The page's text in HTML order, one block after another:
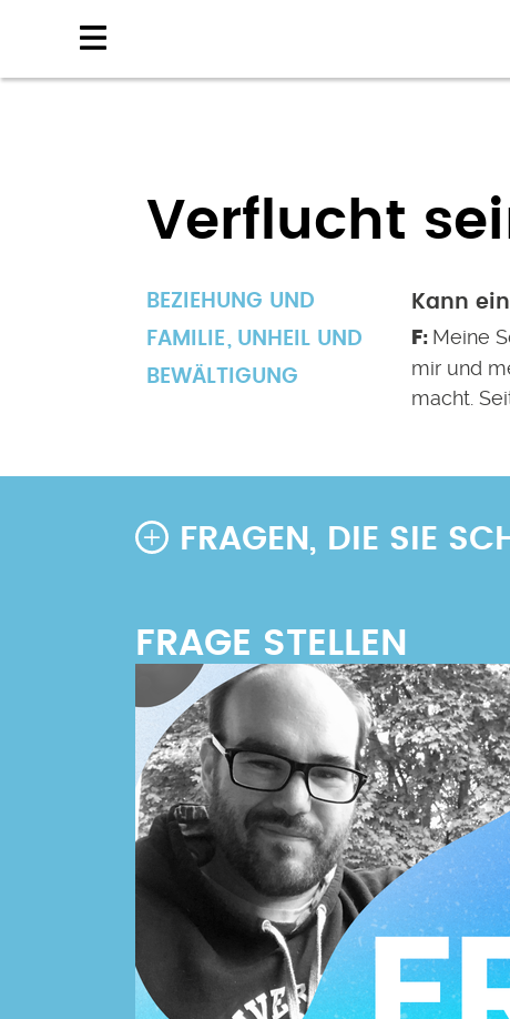
Verflucht
BEZIEHUNG UND
FAMILIE
UNHEIL UND
BEWÄLTIGUNG
Kann
Meine
mir und
macht.
FRAGEN, DIE SIE